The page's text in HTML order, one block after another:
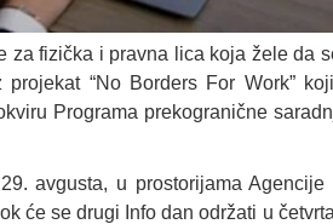
za fizička i pravna lica koja žele da
“No Borders For Work”
Programa prekogranične
avgusta, u prostorijama
će se drugi Info dan održati u